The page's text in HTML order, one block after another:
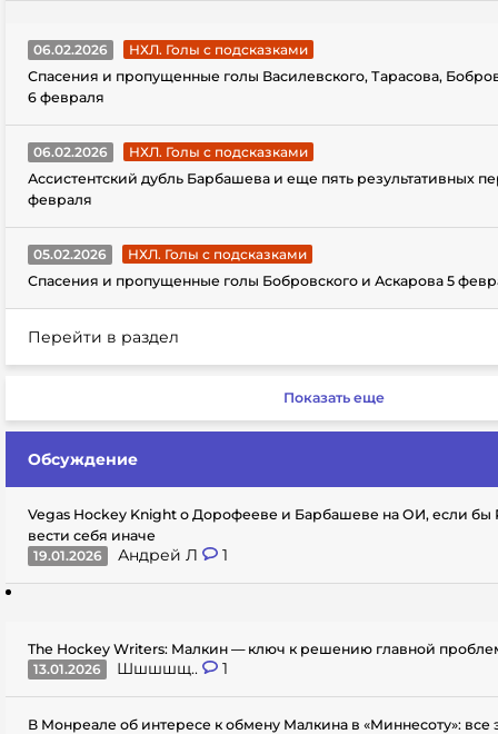
06.02.2026
НХЛ. Голы с подсказками
Спасения и пропущенные голы Василевского, Тарасова,
6 февраля
06.02.2026
НХЛ. Голы с подсказками
Ассистентский дубль Барбашева и еще пять результативных
февраля
05.02.2026
НХЛ. Голы с подсказками
Спасения и пропущенные голы Бобровского и Аскарова 5
Перейти в раздел
Показать еще
Обсуждение
Vegas Hockey Knight о Дорофееве и Барбашеве на ОИ, если бы
вести себя иначе
19.01.2026
Андрей Л 1
The Hockey Writers: Малкин — ключ к решению главной
13.01.2026
Шшшшщ.. 1
В Монреале об интересе к обмену Малкина в «Миннесоту»: все